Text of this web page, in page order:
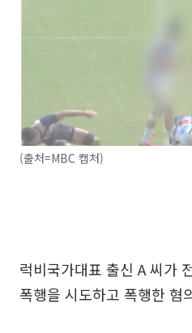
(출처=MBC 캡처)
럭비국가대표 출신 A 씨가
폭행을 시도하고 폭행한 혐